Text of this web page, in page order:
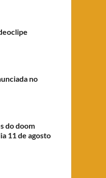
no
do doom
11 de agosto